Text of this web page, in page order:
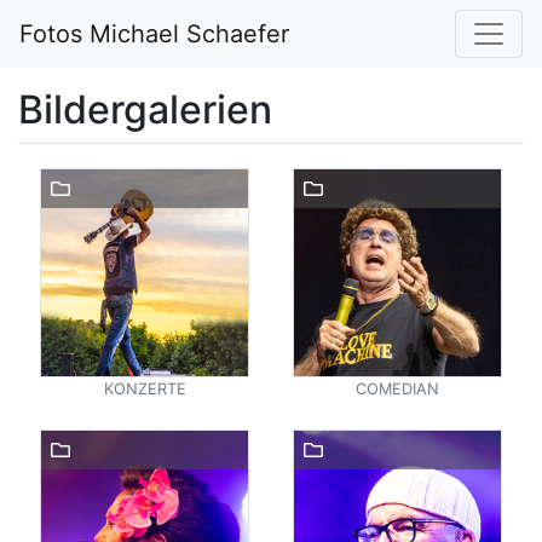
Fotos Michael Schaefer
Bildergalerien
KONZERTE COMEDIAN